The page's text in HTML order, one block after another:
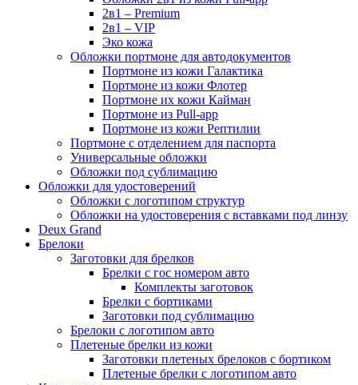
2в1 – Premium
2в1 – VIP
Эко кожа
Обложки портмоне для автодокументов
Портмоне из кожи Галактика
Портмоне из кожи Флотер
Портмоне их кожи Кайман
Портмоне из Pull-app
Портмоне из кожи Рептилии
Портмоне с отделением для паспорта
Универсальные обложки
Обложки под сублимацию
Обложки для удостоверений
Обложки с логотипом структур
Обложки на удостоверения с вставками под линзу
Deux Grand
Брелоки
Заготовки для брелков
Брелки с гос номером авто
Комплекты заготовок
Брелки с бортиками
Заготовки под сублимацию
Брелоки с логотипом авто
Плетеные брелки из кожи
Заготовки плетеных брелоков с бортиком
Плетеные брелки с логотипом авто